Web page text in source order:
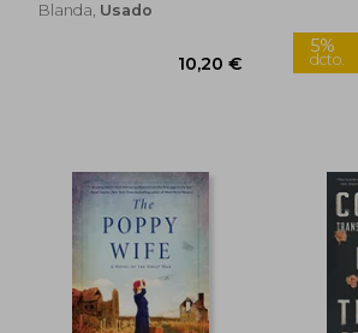
Rápido
Blanda, Usado